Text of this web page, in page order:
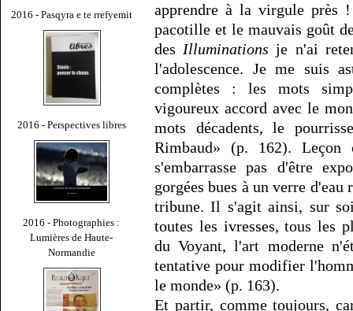
2016 - Pasqyra e te rrefyemit
2016 - Perspectives libres
2016 - Photographies :
Lumières de Haute-
Normandie
apprendre à la virgule près
pacotille et le mauvais goût
des Illuminations je n'ai
l'adolescence. Je me suis
complètes : les mots
vigoureux accord avec le
mots décadents, le
Rimbaud» (p. 162).
s'embarrasse pas d'être
gorgées bues à un verre
tribune. Il s'agit ainsi, sur
toutes les ivresses, tous les
du Voyant, l'art moderne
tentative pour modifier
le monde» (p. 163).
Et partir, comme toujours,